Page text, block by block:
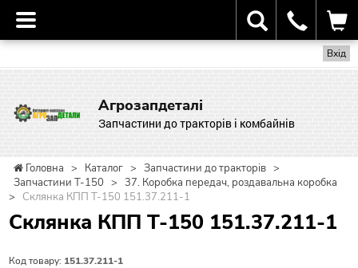
Вхід
Агрозапдеталі
Запчастини до тракторів і комбайнів
Головна > Каталог > Запчастини до тракторів >
Запчастини Т-150 > 37. Коробка передач, роздавальна коробка
>
Склянка КПП Т-150 151.37.211-1
Склянка КПП Т-150 151.37.211-1
Код товару: 151.37.211-1